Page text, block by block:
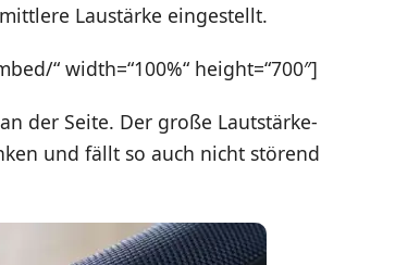
Laustärke eingestellt.
“ width=“100%“ height=“700″]
der Seite. Der große Lautstärke-
und fällt so auch nicht störend